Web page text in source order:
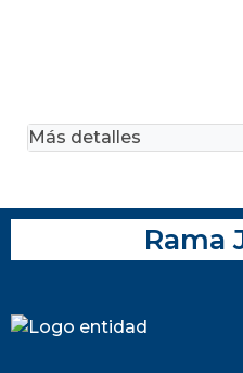
Más detalles
Rama